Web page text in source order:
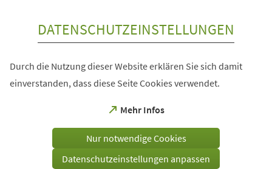
DATENSCHUTZEINSTELLUNGEN
Durch die Nutzung dieser Website erklären Sie sich damit
einverstanden, dass diese Seite Cookies verwendet.
Mehr Infos
(Öffnet
einem
Tab)
Nur notwendige Cookies
Datenschutzeinstellungen anpassen